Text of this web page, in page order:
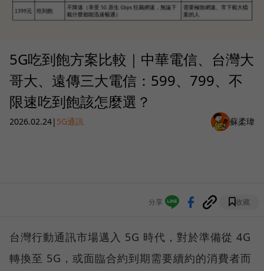
5G吃到飽方案比較｜中華電信、台灣大
哥大、遠傳三大電信：599、799、不
限速吃到飽該怎麼選？
2026.02.24| 5G通訊 蘇柔瑋
分享 收藏
台灣行動通訊市場邁入 5G 時代，對於準備從 4G
轉換至 5G，或面臨合約到期需要續約的消費者而